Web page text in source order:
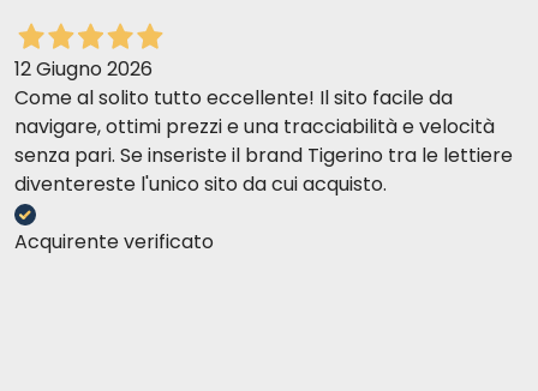
12 Giugno 2026
Come al solito tutto eccellente! Il sito facile da
navigare, ottimi prezzi e una tracciabilità e velocità
senza pari. Se inseriste il brand Tigerino tra le lettiere
diventereste l'unico sito da cui acquisto.
Acquirente verificato